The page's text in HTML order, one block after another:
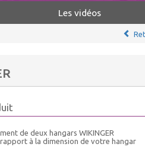
Les vidéos
de deux hangars WIKINGER
à la dimension de votre hangar